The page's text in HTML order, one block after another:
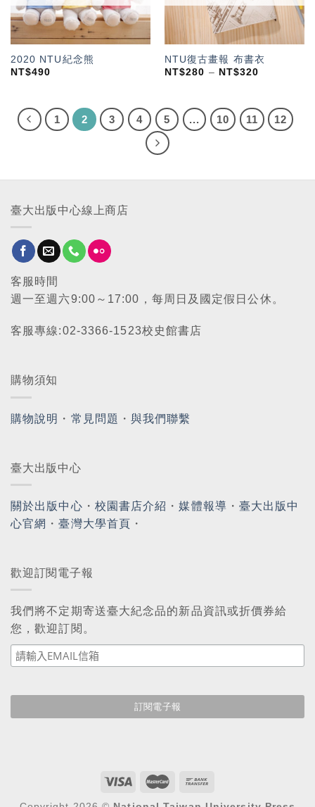
2020 NTU紀念熊
NT$490
NTU復古畫報 布書衣
NT$280 – NT$320
1 2 3 4 5 ... 10 11 12
臺大出版中心線上商店
客服時間
週一至週六9:00～17:00，每周日及國定假日公休。
客服專線:02-3366-1523校史館書店
購物須知
購物說明 ・ 常見問題 ・與我們聯繫
臺大出版中心
關於出版中心 ・ 校園書店介紹 ・媒體報導 ・ 臺大出版中
心官網 ・臺灣大學首頁 ・
歡迎訂閱電子報
我們將不定期寄送臺大紀念品的新品資訊或折價券給
您，歡迎訂閱。